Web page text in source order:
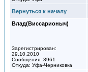
Вернуться к началу
Влад(Виссарионыч)
Зарегистрирован:
29.10.2010
Сообщения: 3961
Откуда: Уфа-Черниковка